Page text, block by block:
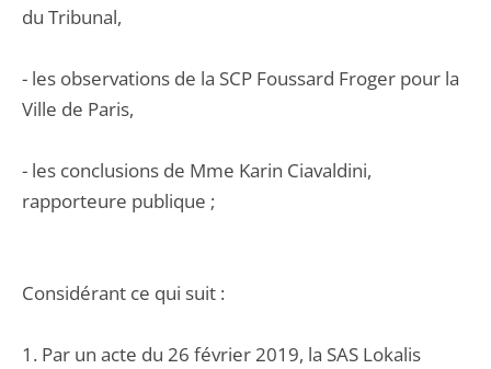
du Tribunal,
- les observations de la SCP Foussard Froger pour la
Ville de Paris,
- les conclusions de Mme Karin Ciavaldini,
rapporteure publique ;
Considérant ce qui suit :
1. Par un acte du 26 février 2019, la SAS Lokalis